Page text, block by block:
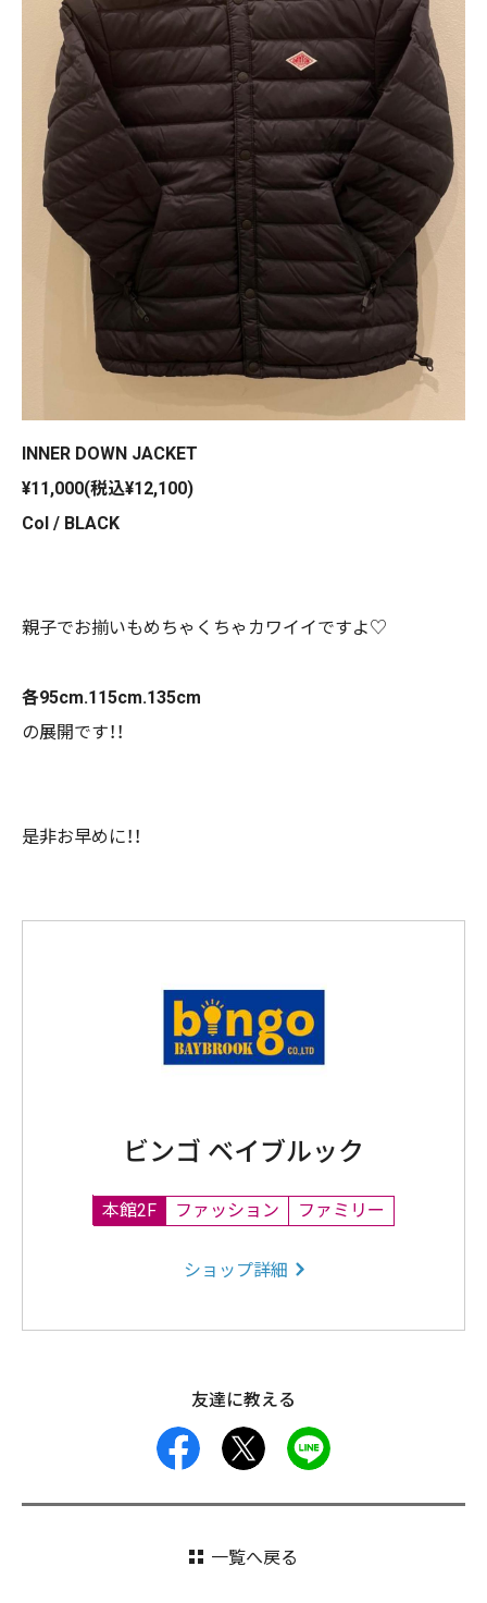
INNER DOWN JACKET
¥11,000(税込¥12,100)
Col / BLACK
親子でお揃いもめちゃくちゃカワイイですよ♡
各95cm.115cm.135cm
の展開です！！
是非お早めに！！
ビンゴ ベイブルック
本館2F ファッション ファミリー
ショップ詳細
友達に教える
facebook
一覧へ戻る